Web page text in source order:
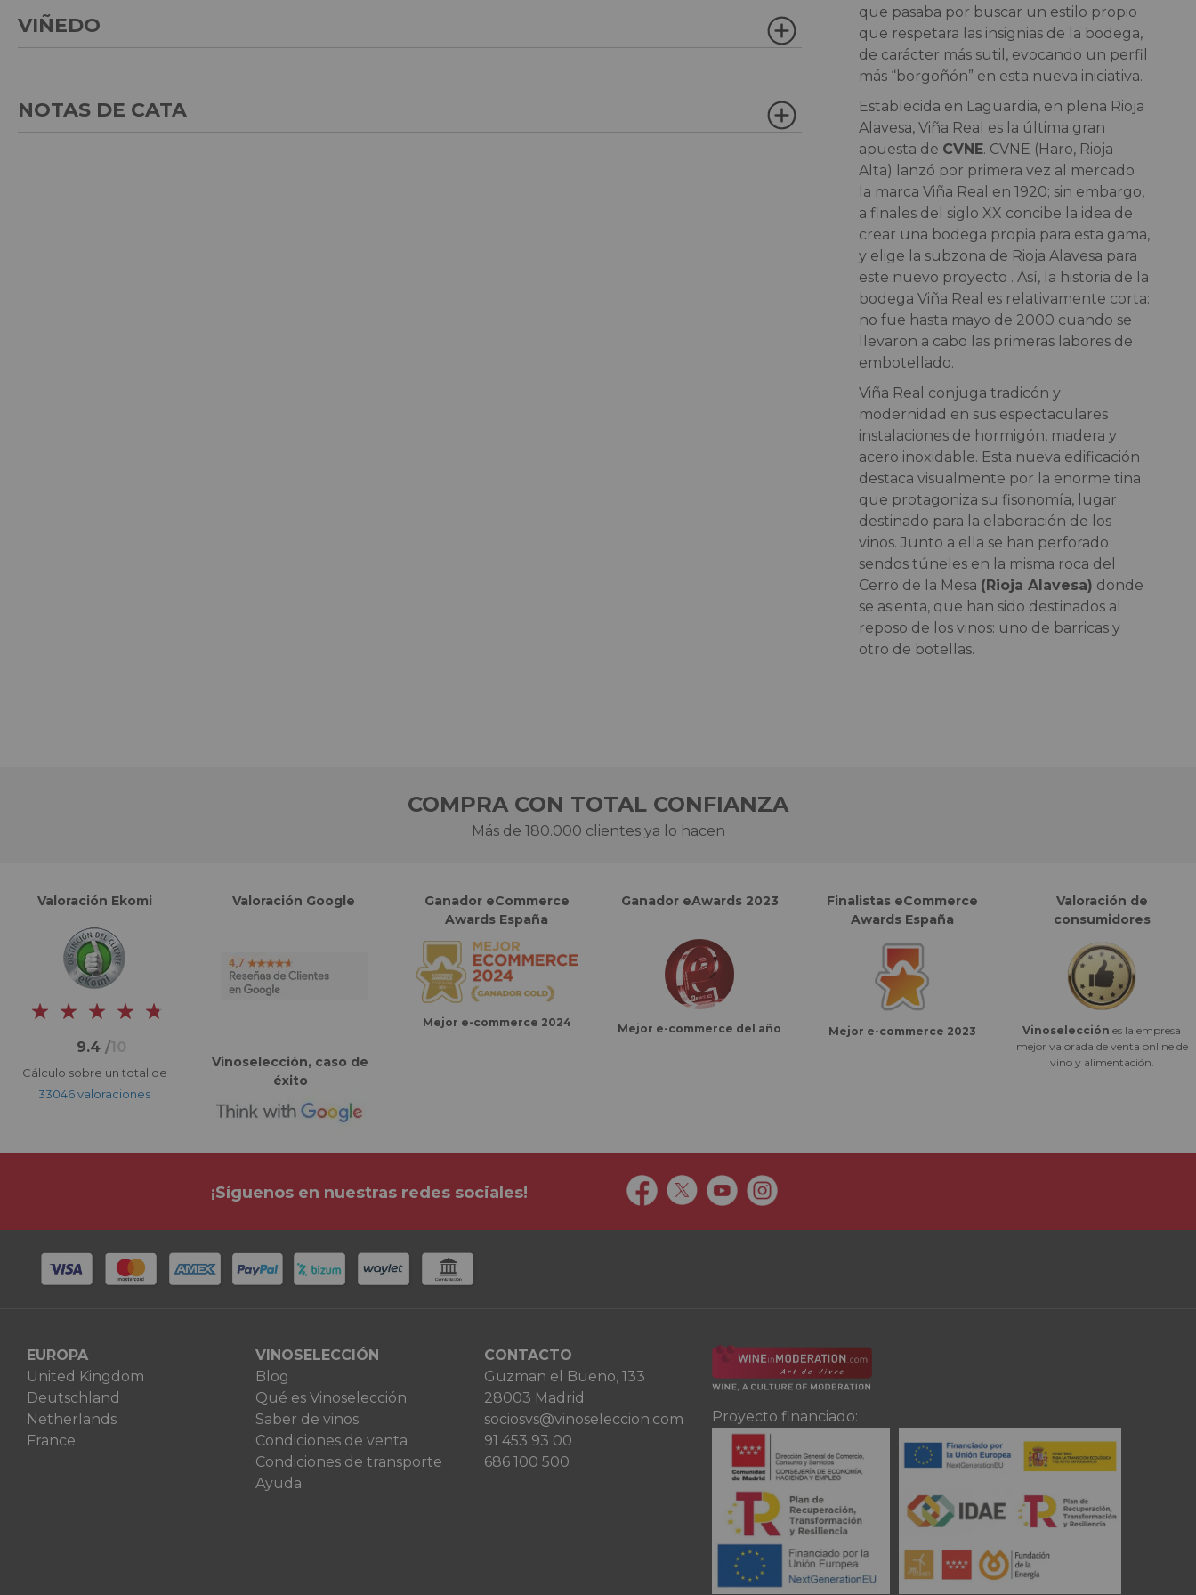
VIÑEDO
NOTAS DE CATA
que pasaba por buscar un estilo propio
que respetara las insignias de la bodega,
de carácter más sutil, evocando un perfil
más “borgoñón” en esta nueva iniciativa.
Establecida en Laguardia, en plena Rioja
Alavesa, Viña Real es la última gran
apuesta de CVNE. CVNE (Haro, Rioja
Alta) lanzó por primera vez al mercado
la marca Viña Real en 1920; sin embargo,
a finales del siglo XX concibe la idea de
crear una bodega propia para esta gama,
y elige la subzona de Rioja Alavesa para
este nuevo proyecto . Así, la historia de la
bodega Viña Real es relativamente corta:
no fue hasta mayo de 2000 cuando se
llevaron a cabo las primeras labores de
embotellado.
Viña Real conjuga tradicón y
modernidad en sus espectaculares
instalaciones de hormigón, madera y
acero inoxidable. Esta nueva edificación
destaca visualmente por la enorme tina
que protagoniza su fisonomía, lugar
destinado para la elaboración de los
vinos. Junto a ella se han perforado
sendos túneles en la misma roca del
Cerro de la Mesa (Rioja Alavesa) donde
se asienta, que han sido destinados al
reposo de los vinos: uno de barricas y
otro de botellas.
COMPRA CON TOTAL CONFIANZA
Más de 180.000 clientes ya lo hacen
Valoración Ekomi
9.4 /10
Cálculo sobre un total de
33046 valoraciones
Valoración Google
Vinoselección, caso de
éxito
Ganador eCommerce
Awards España
Mejor e-commerce 2024
Ganador eAwards 2023
Mejor e-commerce del año
Finalistas eCommerce
Awards España
Mejor e-commerce 2023
Valoración de
consumidores
Vinoselección es la empresa
mejor valorada de venta online de
vino y alimentación.
¡Síguenos en nuestras redes sociales!
EUROPA
United Kingdom
Deutschland
Netherlands
France
VINOSELECCIÓN
Blog
Qué es Vinoselección
Saber de vinos
Condiciones de venta
Condiciones de transporte
Ayuda
CONTACTO
Guzman el Bueno, 133
28003 Madrid
sociosvs@vinoseleccion.com
91 453 93 00
686 100 500
Proyecto financiado: